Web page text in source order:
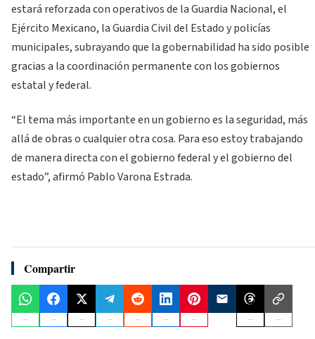
estará reforzada con operativos de la Guardia Nacional, el
Ejército Mexicano, la Guardia Civil del Estado y policías
municipales, subrayando que la gobernabilidad ha sido posible
gracias a la coordinación permanente con los gobiernos
estatal y federal.
“El tema más importante en un gobierno es la seguridad, más
allá de obras o cualquier otra cosa. Para eso estoy trabajando
de manera directa con el gobierno federal y el gobierno del
estado”, afirmó Pablo Varona Estrada.
Compartir